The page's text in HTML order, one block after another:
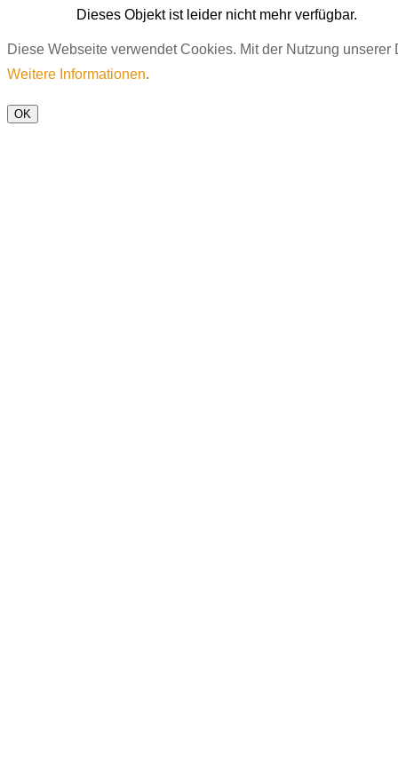
Dieses Objekt ist leider nicht mehr verfügbar.
Diese Webseite verwendet Cookies. Mit der Nutzung
Weitere Informationen.
OK